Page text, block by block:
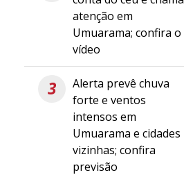
atenção em
Umuarama; confira o
vídeo
3
Alerta prevê chuva
forte e ventos
intensos em
Umuarama e cidades
vizinhas; confira
previsão